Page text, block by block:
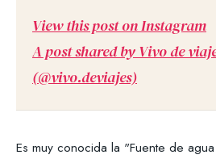
View this post on Instagram
A post shared by Vivo de
(@vivo.deviajes)
Es muy conocida la "Fuente de